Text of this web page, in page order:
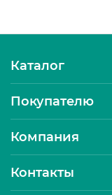
Каталог
Покупателю
Компания
Контакты